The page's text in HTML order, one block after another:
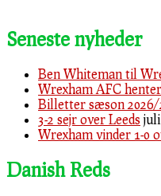
Seneste nyheder
Ben Whiteman til
Wrexham AFC
Billetter sæson 2026/
3-2 sejr over Leeds juli
Wrexham vinder 1-0
Danish Reds